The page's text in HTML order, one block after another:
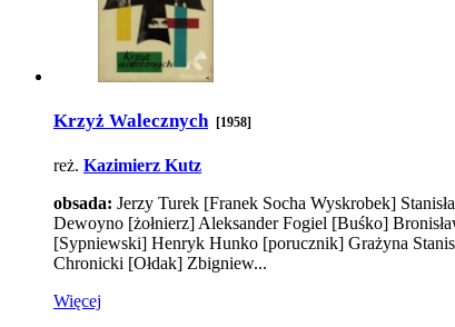
Krzyż Walecznych [1958]
reż. Kazimierz Kutz
obsada: Jerzy Turek [Franek Socha Wyskrobek]
Dewoyno [żołnierz] Aleksander Fogiel [Buśko]
[Sypniewski] Henryk Hunko [porucznik] Grażyna
Chronicki [Ołdak] Zbigniew...
Więcej